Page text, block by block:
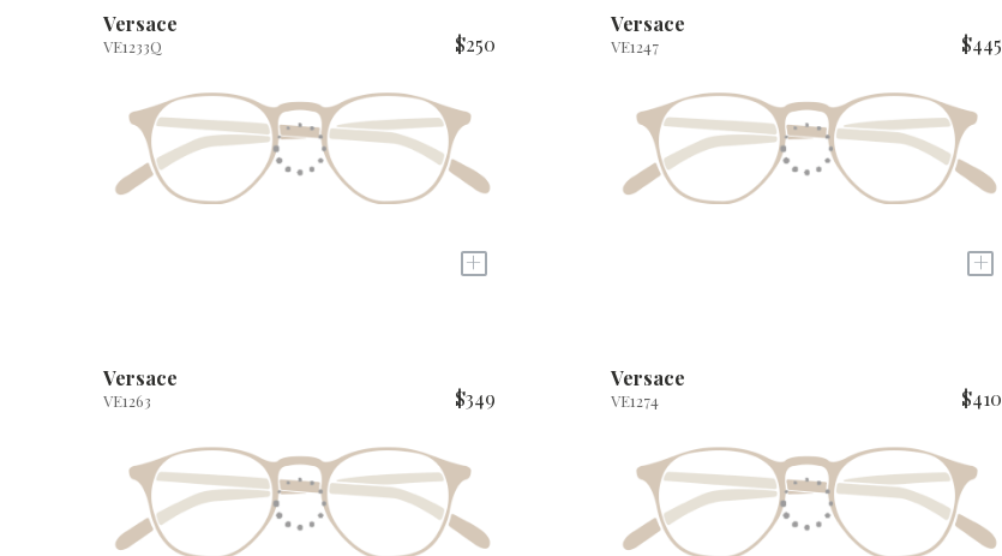
Versace
VE1233Q $250
+
Versace
VE1247 $445
+
Versace
VE1263 $349
Versace
VE1274 $410